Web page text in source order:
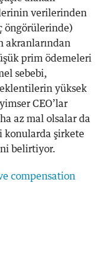
verilerinden
öngörülerinde)
akranlarından
prim ödemeleri
sebebi,
yüksek
CEO’lar
az mal olsalar da
konularda şirkete
belirtiyor.
compensation